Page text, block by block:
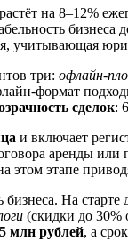
на 8–12%
бизнеса
учитывающая
три: офлайн-
формат
сделок:
и включает
аренды или
этом этапе
бизнеса. На старте
(скидки до
млн рублей, а